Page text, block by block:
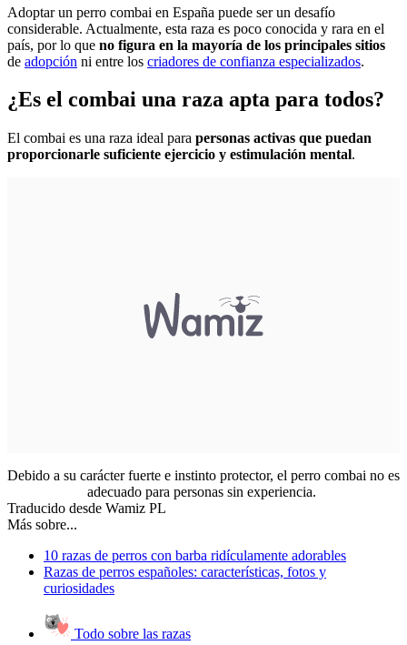
Adoptar un perro combai en España puede ser un desafío
considerable. Actualmente, esta raza es poco conocida y rara en el
país, por lo que no figura en la mayoría de los principales sitios
de adopción ni entre los criadores de confianza especializados.
¿Es el combai una raza apta para todos?
El combai es una raza ideal para personas activas que puedan
proporcionarle suficiente ejercicio y estimulación mental.
Debido a su carácter fuerte e instinto protector, el perro combai no es
adecuado para personas sin experiencia.
Traducido desde Wamiz PL
Más sobre...
10 razas de perros con barba ridículamente adorables
Razas de perros españoles: características, fotos y
curiosidades
Todo sobre las razas